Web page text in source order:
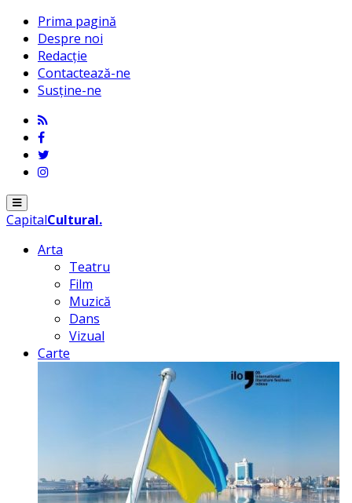
Prima pagină
Despre noi
Redacție
Contactează-ne
Susține-ne
Menu
CapitalCultural.
Arta
Teatru
Film
Muzică
Dans
Vizual
Carte